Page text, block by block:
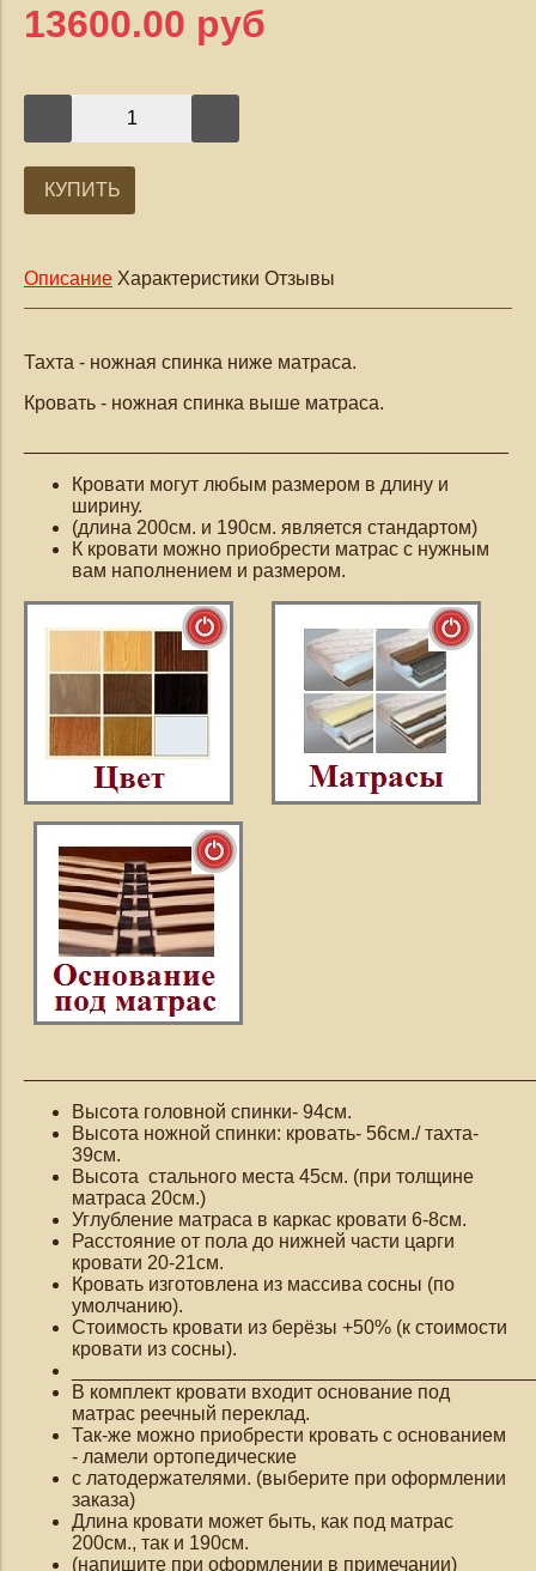
13600.00 руб
КУПИТЬ
Описание Характеристики Отзывы
Тахта - ножная спинка ниже матраса.
Кровать - ножная спинка выше матраса.
Кровати могут любым размером в длину и
ширину.
(длина 200см. и 190см. является стандартом)
К кровати можно приобрести матрас с нужным
вам наполнением и размером.
Высота головной спинки- 94см.
Высота ножной спинки: кровать- 56см./ тахта-
39см.
Высота стального места 45см. (при толщине
матраса 20см.)
Углубление матраса в каркас кровати 6-8см.
Расстояние от пола до нижней части царги
кровати 20-21см.
Кровать изготовлена из массива сосны (по
умолчанию).
Стоимость кровати из берёзы +50% (к стоимости
кровати из сосны).
В комплект кровати входит основание под
матрас реечный переклад.
Так-же можно приобрести кровать с основанием
- ламели ортопедические
с латодержателями. (выберите при оформлении
заказа)
Длина кровати может быть, как под матрас
200см., так и 190см.
(напишите при оформлении в примечании)